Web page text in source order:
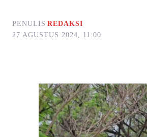
PENULIS REDAKSI
27 AGUSTUS 2024, 11:00